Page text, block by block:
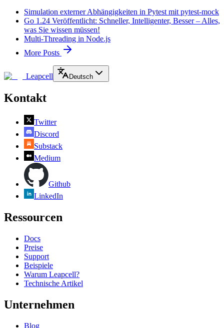
Simulation externer Abhängigkeiten in Pytest mit pytest-mock
Go 1.24 Veröffentlicht: Schneller, Intelligenter, Besser – Alles,
was Sie wissen müssen!
Multi-Threading in Node.js
More Posts
Leapcell Deutsch
Kontakt
Twitter
Discord
Substack
Medium
Github
LinkedIn
Ressourcen
Docs
Preise
Support
Beispiele
Warum Leapcell?
Technische Artikel
Unternehmen
Blog